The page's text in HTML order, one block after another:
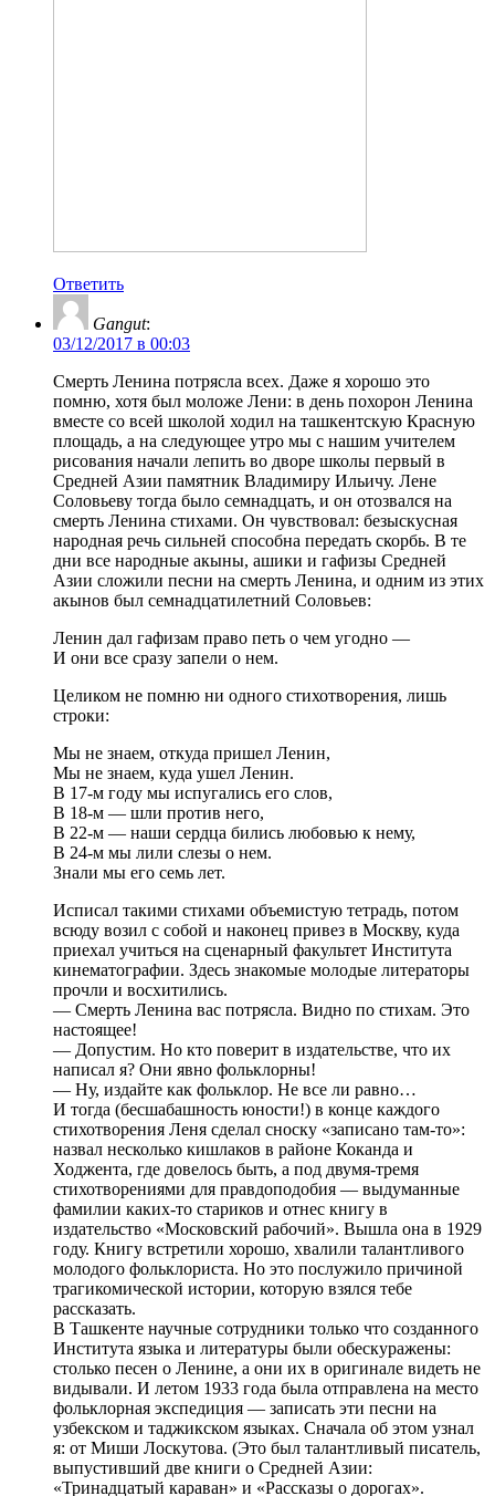
Ответить
Gangut:
03/12/2017 в 00:03
Смерть Ленина потрясла всех. Даже я хорошо это
помню, хотя был моложе Лени: в день похорон Ленина
вместе со всей школой ходил на ташкентскую Красную
площадь, а на следующее утро мы с нашим учителем
рисования начали лепить во дворе школы первый в
Средней Азии памятник Владимиру Ильичу. Лене
Соловьеву тогда было семнадцать, и он отозвался на
смерть Ленина стихами. Он чувствовал: безыскусная
народная речь сильней способна передать скорбь. В те
дни все народные акыны, ашики и гафизы Средней
Азии сложили песни на смерть Ленина, и одним из этих
акынов был семнадцатилетний Соловьев:
Ленин дал гафизам право петь о чем угодно —
И они все сразу запели о нем.
Целиком не помню ни одного стихотворения, лишь
строки:
Мы не знаем, откуда пришел Ленин,
Мы не знаем, куда ушел Ленин.
В 17-м году мы испугались его слов,
В 18-м — шли против него,
В 22-м — наши сердца бились любовью к нему,
В 24-м мы лили слезы о нем.
Знали мы его семь лет.
Исписал такими стихами объемистую тетрадь, потом
всюду возил с собой и наконец привез в Москву, куда
приехал учиться на сценарный факультет Института
кинематографии. Здесь знакомые молодые литераторы
прочли и восхитились.
— Смерть Ленина вас потрясла. Видно по стихам. Это
настоящее!
— Допустим. Но кто поверит в издательстве, что их
написал я? Они явно фольклорны!
— Ну, издайте как фольклор. Не все ли равно…
И тогда (бесшабашность юности!) в конце каждого
стихотворения Леня сделал сноску «записано там-то»:
назвал несколько кишлаков в районе Коканда и
Ходжента, где довелось быть, а под двумя-тремя
стихотворениями для правдоподобия — выдуманные
фамилии каких-то стариков и отнес книгу в
издательство «Московский рабочий». Вышла она в 1929
году. Книгу встретили хорошо, хвалили талантливого
молодого фольклориста. Но это послужило причиной
трагикомической истории, которую взялся тебе
рассказать.
В Ташкенте научные сотрудники только что созданного
Института языка и литературы были обескуражены:
столько песен о Ленине, а они их в оригинале видеть не
видывали. И летом 1933 года была отправлена на место
фольклорная экспедиция — записать эти песни на
узбекском и таджикском языках. Сначала об этом узнал
я: от Миши Лоскутова. (Это был талантливый писатель,
выпустивший две книги о Средней Азии:
«Тринадцатый караван» и «Рассказы о дорогах».